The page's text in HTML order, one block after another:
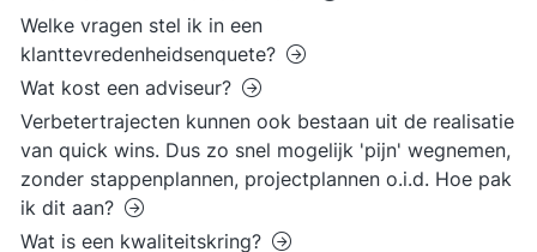
Welke vragen stel ik in een
klanttevredenheidsenquete?
Wat kost een adviseur?
Verbetertrajecten kunnen ook bestaan uit de realisatie
van quick wins. Dus zo snel mogelijk 'pijn' wegnemen,
zonder stappenplannen, projectplannen o.i.d. Hoe pak
ik dit aan?
Wat is een kwaliteitskring?